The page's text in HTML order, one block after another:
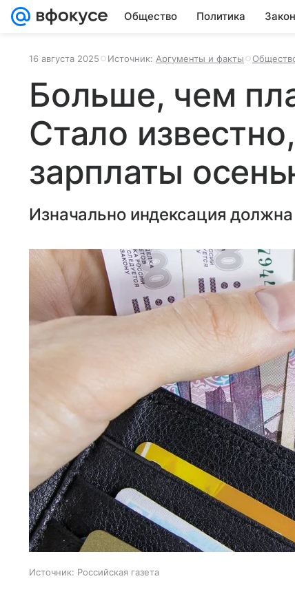
Общество Политика
16 августа 2025 Источник: Аргументы и факты
Больше, чем
Стало
зарплаты
Изначально индексация
Источник: Российская газета